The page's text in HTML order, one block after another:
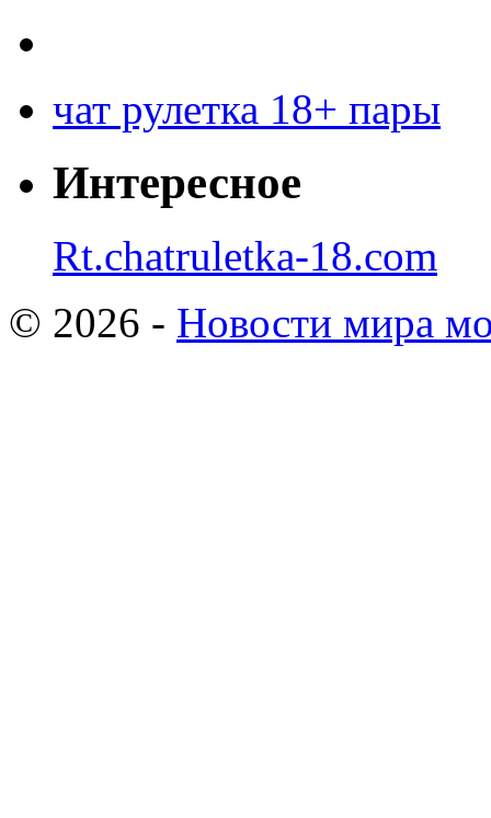
чат рулетка 18+ пары
Интересное
Rt.chatruletka-18.com
© 2026 - Новости мира